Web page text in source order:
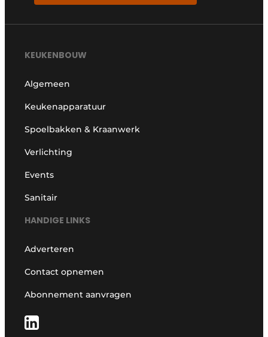
KEUKENBOUW
Algemeen
Keukenapparatuur
Spoelbakken & Kraanwerk
Verlichting
Events
Sanitair
HANDIGE LINKS
Adverteren
Contact opnemen
Abonnement aanvragen